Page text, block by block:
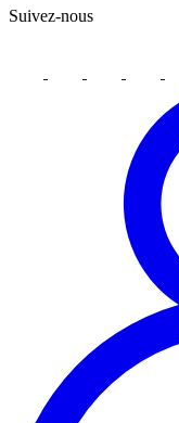
Suivez-nous